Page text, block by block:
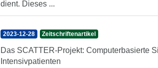
dient. Dieses ...
2023-12-28 Zeitschriftenartikel
Das SCATTER-Projekt: Computerbasierte
Intensivpatienten